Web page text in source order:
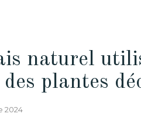
naturel
plantes
2024